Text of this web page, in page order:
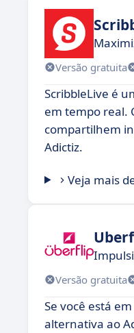
Versão gratuita
ScribbleLive é
em tempo real.
compartilhem
Adictiz.
Veja mais
Versão gratuita
Se você está
alternativa ao